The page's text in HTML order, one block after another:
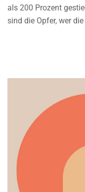
als 200 Prozent
sind die Opfer, wer